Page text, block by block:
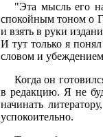
"Эта мысль его
спокойным тоном о
и взять в руки
И тут только я
словом и
Когда он
в редакцию. Я не
начинать
успокоительно.